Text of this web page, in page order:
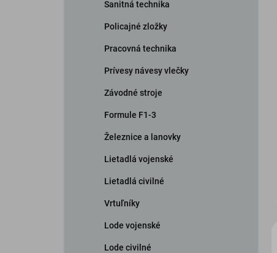
Sanitná technika
Policajné zložky
Pracovná technika
Prívesy návesy vlečky
Závodné stroje
Formule F1-3
Železnice a lanovky
Lietadlá vojenské
Lietadlá civilné
Vrtuľníky
Lode vojenské
Lode civilné